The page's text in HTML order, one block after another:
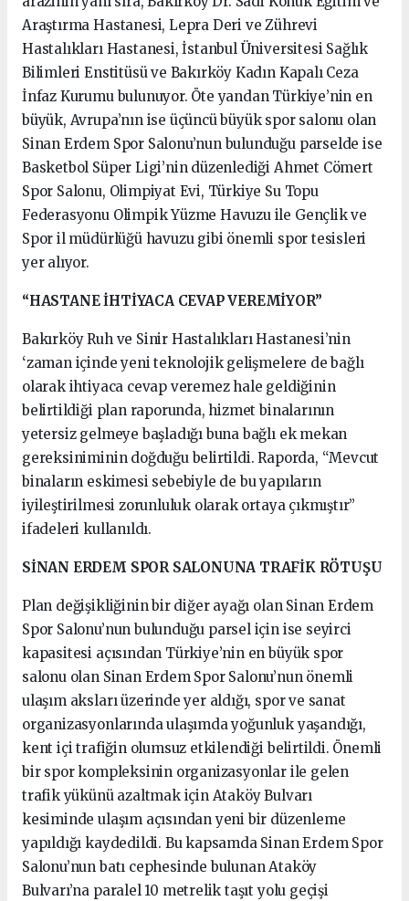
Araştırma Hastanesi, Lepra Deri ve Zührevi
Hastalıkları Hastanesi, İstanbul Üniversitesi Sağlık
Bilimleri Enstitüsü ve Bakırköy Kadın Kapalı Ceza
İnfaz Kurumu bulunuyor. Öte yandan Türkiye’nin en
büyük, Avrupa’nın ise üçüncü büyük spor salonu olan
Sinan Erdem Spor Salonu’nun bulunduğu parselde ise
Basketbol Süper Ligi’nin düzenlediği Ahmet Cömert
Spor Salonu, Olimpiyat Evi, Türkiye Su Topu
Federasyonu Olimpik Yüzme Havuzu ile Gençlik ve
Spor il müdürlüğü havuzu gibi önemli spor tesisleri
yer alıyor.
“HASTANE İHTİYACA CEVAP VEREMİYOR”
Bakırköy Ruh ve Sinir Hastalıkları Hastanesi’nin
‘zaman içinde yeni teknolojik gelişmelere de bağlı
olarak ihtiyaca cevap veremez hale geldiğinin
belirtildiği plan raporunda, hizmet binalarının
yetersiz gelmeye başladığı buna bağlı ek mekan
gereksiniminin doğduğu belirtildi. Raporda, “Mevcut
binaların eskimesi sebebiyle de bu yapıların
iyileştirilmesi zorunluluk olarak ortaya çıkmıştır”
ifadeleri kullanıldı.
SİNAN ERDEM SPOR SALONUNA TRAFİK RÖTUŞU
Plan değişikliğinin bir diğer ayağı olan Sinan Erdem
Spor Salonu’nun bulunduğu parsel için ise seyirci
kapasitesi açısından Türkiye’nin en büyük spor
salonu olan Sinan Erdem Spor Salonu’nun önemli
ulaşım aksları üzerinde yer aldığı, spor ve sanat
organizasyonlarında ulaşımda yoğunluk yaşandığı,
kent içi trafiğin olumsuz etkilendiği belirtildi. Önemli
bir spor kompleksinin organizasyonlar ile gelen
trafik yükünü azaltmak için Ataköy Bulvarı
kesiminde ulaşım açısından yeni bir düzenleme
yapıldığı kaydedildi. Bu kapsamda Sinan Erdem Spor
Salonu’nun batı cephesinde bulunan Ataköy
Bulvarı’na paralel 10 metrelik taşıt yolu geçişi